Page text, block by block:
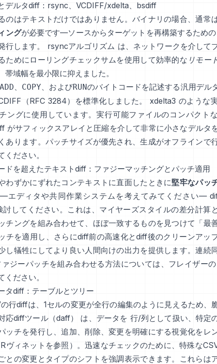
デルタdiff：rsync、VCDIFF/xdelta、bsdiff
のはテキストだけではありません。バイナリの場合、通常
ングが必要です—ソースからターゲットを再構築するため
行します。
rsyncアルゴリズム は、ネットワークを介して
ためにローリングチェックサムを使用して効率的な リモー
帯域幅を最小限に抑えました。
ADD、 COPY、およびRUNのバイトコードを記述する汎用デル
（RFC 3284）
を標準化しました。 xdelta3 のような
ングに使用しています。実行可能ファイルのコンパクト
がサフィックスアレイと圧縮を介して非常に小さなデルタ
あります。パッチサイズが優先され、生成がオフラインで
ください。
ドを超えたテキストdiff：ファジーマッチングとパッチ適用
わずかにずれたコンテキストに直面したときに堅牢なパッ
エディタや共同作業システムを考えてみてください—
討してください。これは、マイヤーズスタイルの差分計算
チングを組み合わせて、ほぼ一致するものを見つけて「最
チを適用し、さらにdiff前の高速化とdiff後のクリーンアッ
し犠牲にしてより良い人間向けの出力を提供します。連続
ジーパッチを組み合わせる方法については、フレイザーの
ください。
タdiff：テーブルとツリー
行diffは、1セルの変更が全行の編集のように見えるため、
応diffツール（daff）
は、データを 行/列として扱い、特定
ッチを発行し、追加、削除、変更を明確にする視覚化をレ
Rヴィネット を参照）。迅速なチェックのために、特殊な
との変更とタイプのシフトを強調表示できます。これらは